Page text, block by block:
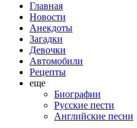
Главная
Новости
Анекдоты
Загадки
Девочки
Автомобили
Рецепты
еще
Биографии
Русские пести
Английские песни